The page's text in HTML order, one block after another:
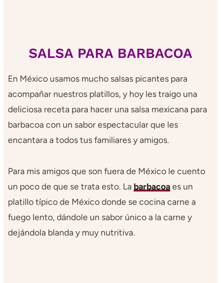
SALSA PARA BARBACOA
En México usamos mucho salsas picantes para
acompañar nuestros platillos, y hoy les traigo una
deliciosa receta para hacer una salsa mexicana para
barbacoa con un sabor espectacular que les
encantara a todos tus familiares y amigos.
Para mis amigos que son fuera de México le cuento
un poco de que se trata esto. La barbacoaes un
platillo típico de México donde se cocina carne a
fuego lento, dándole un sabor único a la carne y
dejándola blanda y muy nutritiva.